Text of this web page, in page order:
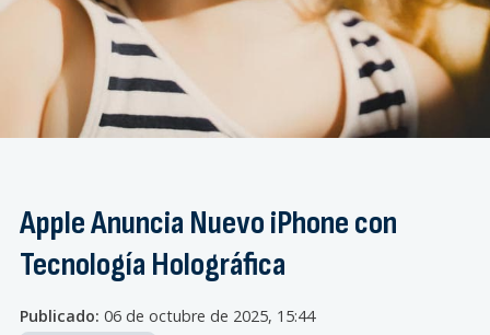
Apple Anuncia Nuevo iPhone con
Tecnología Holográfica
Publicado: 06 de octubre de 2025, 15:44